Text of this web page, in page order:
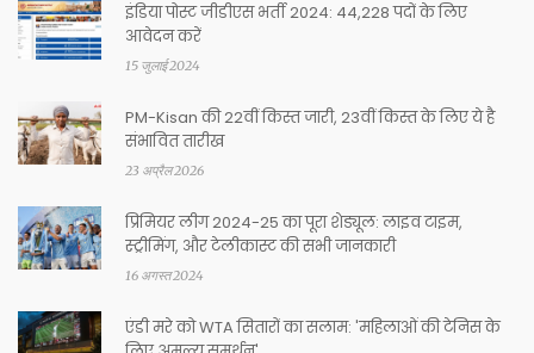
इंडिया पोस्ट जीडीएस भर्ती 2024: 44,228 पदों के लिए
आवेदन करें
15 जुलाई 2024
PM-Kisan की 22वीं किस्त जारी, 23वीं किस्त के लिए ये है
संभावित तारीख
23 अप्रैल 2026
प्रिमियर लीग 2024-25 का पूरा शेड्यूल: लाइव टाइम,
स्ट्रीमिंग, और टेलीकास्ट की सभी जानकारी
16 अगस्त 2024
एंडी मरे को WTA सितारों का सलाम: 'महिलाओं की टेनिस के